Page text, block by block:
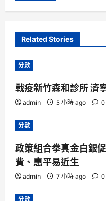
Related Stories
分數
戰疫新竹森和診所 濟
admin 5 小時 ago 0
分數
政策組合拳真金白銀
費、惠平易近生
admin 7 小時 ago 0
分數